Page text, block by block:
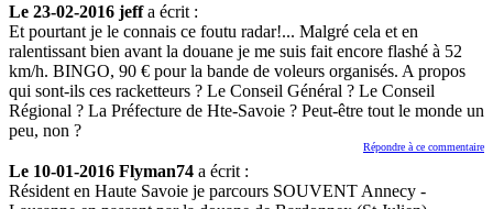
Le 23-02-2016 jeffa écrit :
Et pourtant je le connais ce foutu radar!... Malgré cela et en
ralentissant bien avant la douane je me suis fait encore flashé à 52
km/h. BINGO, 90 € pour la bande de voleurs organisés. A propos
qui sont-ils ces racketteurs ? Le Conseil Général ? Le Conseil
Régional ? La Préfecture de Hte-Savoie ? Peut-être tout le monde un
peu, non ?
Répondre à ce commentaire
Le 10-01-2016 Flyman74 a écrit :
Résident en Haute Savoie je parcours SOUVENT Annecy -